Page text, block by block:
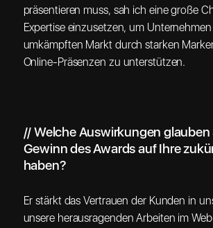
präsentieren muss, sah ich eine große
Expertise einzusetzen, um
umkämpften Markt durch starken
Online-Präsenzen zu unterstützen.
// Welche Auswirkungen glauben
Gewinn des Awards auf Ihre
haben?
Er stärkt das Vertrauen der Kunden in
unsere herausragenden Arbeiten im